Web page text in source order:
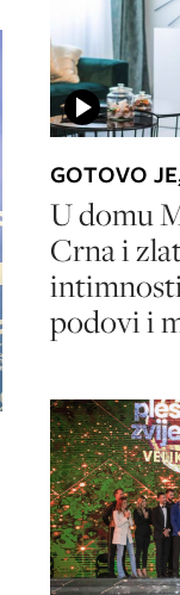
GOTOVO
U domu
Crna i
podovi i